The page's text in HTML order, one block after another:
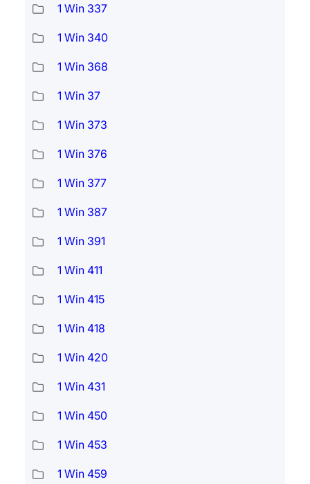
1 Win 337
1 Win 340
1 Win 368
1 Win 37
1 Win 373
1 Win 376
1 Win 377
1 Win 387
1 Win 391
1 Win 411
1 Win 415
1 Win 418
1 Win 420
1 Win 431
1 Win 450
1 Win 453
1 Win 459